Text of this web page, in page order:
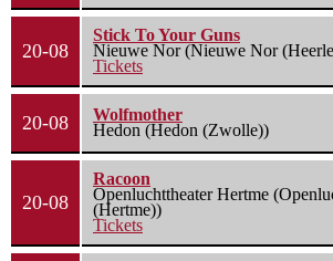
20-08
Stick To Your Guns
Nieuwe Nor (Nieuwe Nor
Tickets
20-08
Wolfmother
Hedon (Hedon (Zwolle))
20-08
Racoon
Openluchttheater Hertme
(Hertme))
Tickets